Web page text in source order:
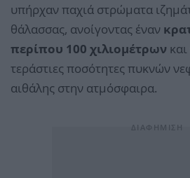
υπήρχαν παχιά στρώματα
θάλασσας, ανοίγοντας έναν
περίπου 100 χιλιομέτρων
τεράστιες ποσότητες πυκνών
αιθάλης στην ατμόσφαιρα.